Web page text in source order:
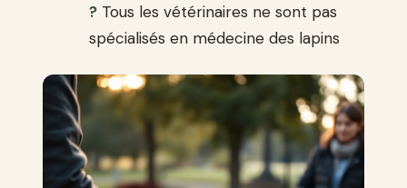
? Tous les vétérinaires ne sont pas
spécialisés en médecine des lapins